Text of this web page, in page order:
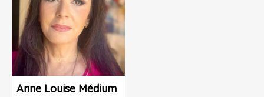
Anne Louise Médium